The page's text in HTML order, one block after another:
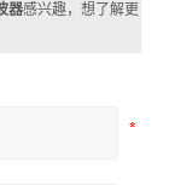
器感兴趣，想了解更